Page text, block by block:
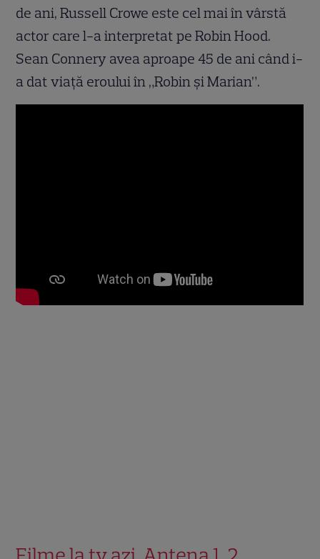
de ani, Russell Crowe este cel mai în vârstă
actor care l-a interpretat pe Robin Hood.
Sean Connery avea aproape 45 de ani când i-
a dat viață eroului în „Robin și Marian”.